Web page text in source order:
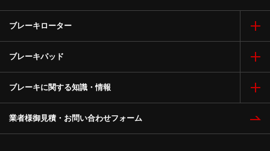
ブレーキローター
ブレーキパッド
ブレーキに関する知識・情報
業者様御見積・お問い合わせフォーム